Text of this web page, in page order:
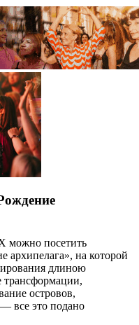
можно посетить
архипелага», на которой
длиною
трансформации,
островов,
все это подано